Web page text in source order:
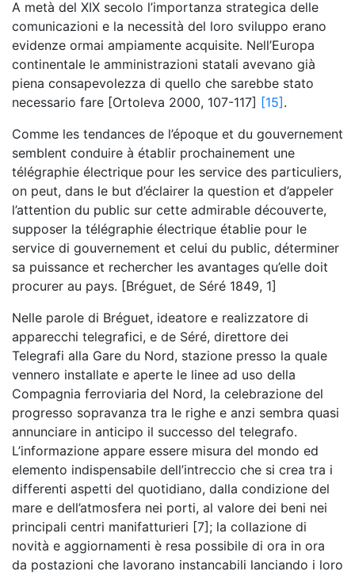
A metà del XIX secolo l’importanza strategica delle
comunicazioni e la necessità del loro sviluppo erano
evidenze ormai ampiamente acquisite. Nell’Europa
continentale le amministrazioni statali avevano già
piena consapevolezza di quello che sarebbe stato
necessario fare [Ortoleva 2000, 107-117] [15] .
Comme les tendances de l’époque et du gouvernement
semblent conduire à établir prochainement une
télégraphie électrique pour les service des particuliers,
on peut, dans le but d’éclairer la question et d’appeler
l’attention du public sur cette admirable découverte,
supposer la télégraphie électrique établie pour le
service di gouvernement et celui du public, déterminer
sa puissance et rechercher les avantages qu’elle doit
procurer au pays. [Bréguet, de Séré 1849, 1]
Nelle parole di Bréguet, ideatore e realizzatore di
apparecchi telegrafici, e de Séré, direttore dei
Telegrafi alla Gare du Nord, stazione presso la quale
vennero installate e aperte le linee ad uso della
Compagnia ferroviaria del Nord, la celebrazione del
progresso sopravanza tra le righe e anzi sembra quasi
annunciare in anticipo il successo del telegrafo.
L’informazione appare essere misura del mondo ed
elemento indispensabile dell’intreccio che si crea tra i
differenti aspetti del quotidiano, dalla condizione del
mare e dell’atmosfera nei porti, al valore dei beni nei
principali centri manifatturieri [7]; la collazione di
novità e aggiornamenti è resa possibile di ora in ora
da postazioni che lavorano instancabili lanciando i loro